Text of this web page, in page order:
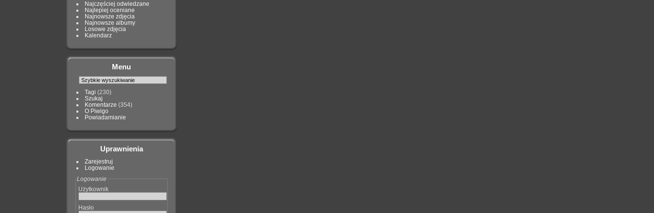
Najczęściej odwiedzane
Najlepiej oceniane
Najnowsze zdjęcia
Najnowsze albumy
Losowe zdjęcia
Kalendarz
Menu
Tagi (230)
Szukaj
Komentarze (354)
O Piwigo
Powiadamianie
Uprawnienia
Zarejestruj
Logowanie
Logowanie
Użytkownik
Hasło